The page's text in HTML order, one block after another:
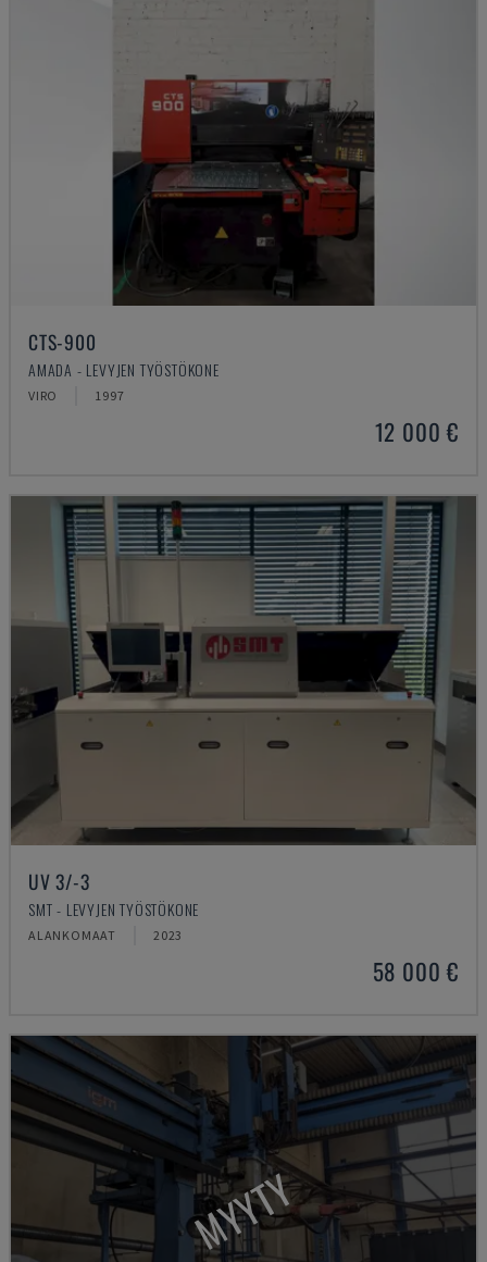
CTS-900
AMADA - LEVYJEN TYÖSTÖKONE
VIRO 1997
12 000 €
UV 3/-3
SMT - LEVYJEN TYÖSTÖKONE
ALANKOMAAT 2023
58 000 €
MYYTY